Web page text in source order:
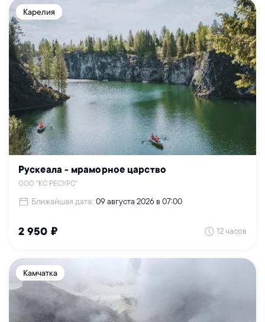
Карелия
Рускеала - мраморное царство
ООО "КС РЕСУРС"
Ближайшая дата: 09 августа 2026 в 07:00
2 950 ₽ 12 часов
Камчатка